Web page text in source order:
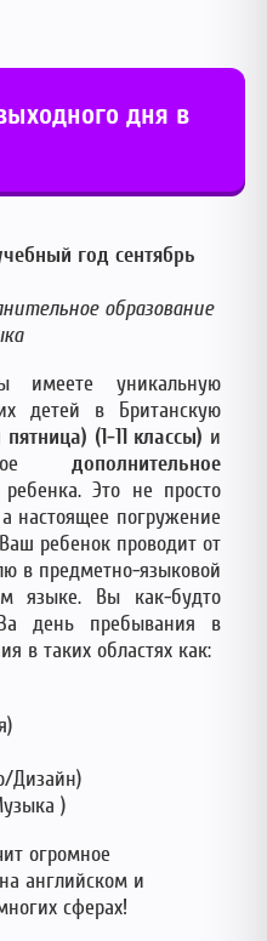
дня в
год сентябрь
образование
уникальную
детей в Британскую
(1-11 классы) и
дополнительное
Это не просто
настоящее погружение
ребенок проводит от
в предметно-языковой
языке. Вы как-будто
день пребывания в
в таких областях как:
Дизайн)
)
огромное
английском и
сферах!